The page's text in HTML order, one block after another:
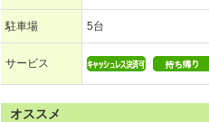
駐車場 5台
サービス
オススメ